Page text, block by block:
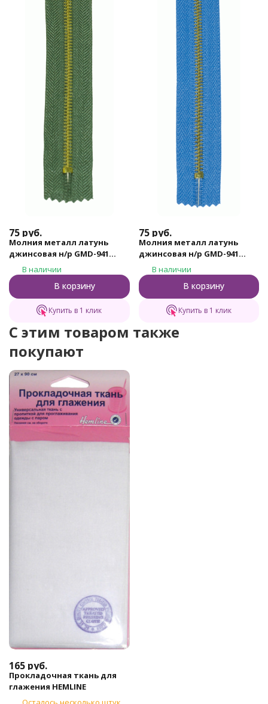
75 руб.
Молния металл латунь
джинсовая н/р GMD-941
Gamma, тип 4, 18 см (315 -
Хаки)
В наличии
В корзину
Купить в 1 клик
75 руб.
Молния металл латунь
джинсовая н/р GMD-941
Gamma, тип 4, 18 см (185 -
Небесно - синий)
В наличии
В корзину
Купить в 1 клик
C этим товаром также
покупают
165 руб.
Прокладочная ткань для
глажения HEMLINE